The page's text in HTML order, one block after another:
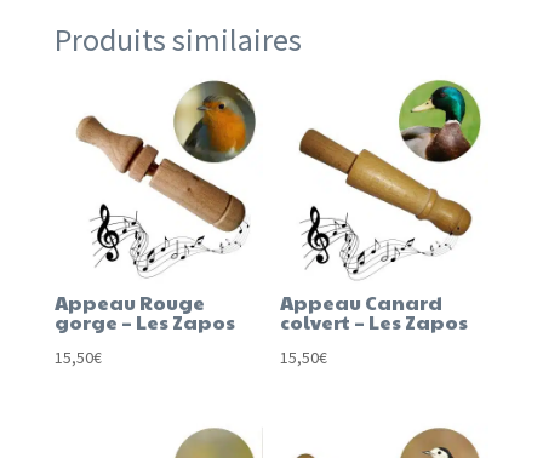
Produits similaires
Appeau Rouge
gorge – Les Zapos
15,50€
Appeau Canard
colvert – Les Zapos
15,50€